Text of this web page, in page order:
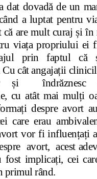
dat dovadă de un
a luptat pentru
că are mult curaj și
viața propriului ei
prin faptul că
Cu cât angajații
și îndrăznesc
cu atât mai mulți
despre avort
care erau
vor fi influențați
avort, acest
fost implicați, cei
primul rând.